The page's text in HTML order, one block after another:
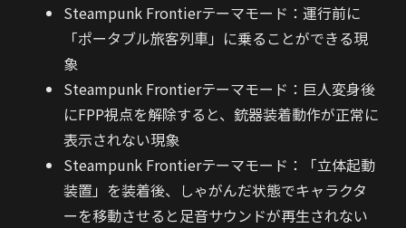
Steampunk Frontierテーマモード：運行前に
「ポータブル旅客列車」に乗ることができる現
象
Steampunk Frontierテーマモード：巨人変身後
にFPP視点を解除すると、銃器装着動作が正常に
表示されない現象
Steampunk Frontierテーマモード：「立体起動
装置」を装着後、しゃがんだ状態でキャラクタ
ーを移動させると足音サウンドが再生されない